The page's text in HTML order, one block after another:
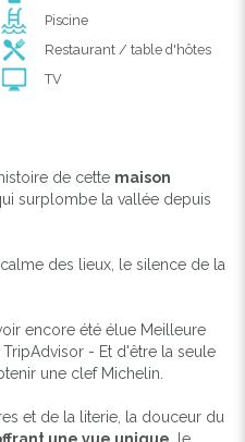
Piscine
Restaurant / table d'hôtes
TV
de cette maison
surplombe la vallée depuis
des lieux, le silence de la
encore été élue Meilleure
- Et d'être la seule
une clef Michelin.
et de la literie, la douceur du